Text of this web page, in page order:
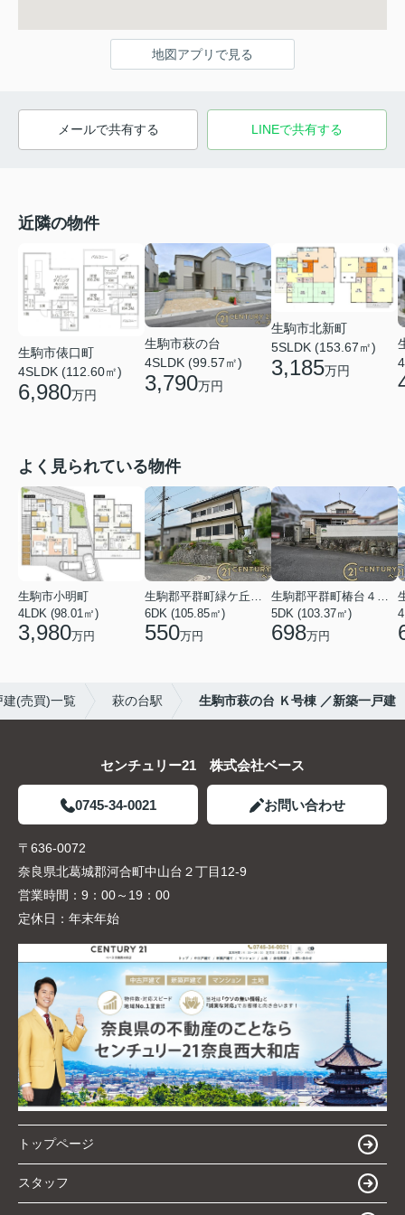
地図アプリで見る
メールで共有する LINEで共有する
近隣の物件
生駒市俵口町
4SLDK (112.60㎡)
6,980万円
生駒市萩の台
4SLDK (99.57㎡)
3,790万円
生駒市北新町
5SLDK (153.67㎡)
3,185万円
よく見られている物件
生駒市小明町
4LDK (98.01㎡)
3,980万円
6DK (105.85㎡)
550万円
5DK (103.37㎡)
698万円
建(売買)一覧 萩の台駅 生駒市萩の台 Ｋ号棟 ／新築一戸建
センチュリー21 株式会社ベース
0745-34-0021 お問い合わせ
〒636-0072
奈良県北葛城郡河合町中山台２丁目12-9
営業時間： 9：00～19：00
定休日： 年末年始
トップページ
スタッフ